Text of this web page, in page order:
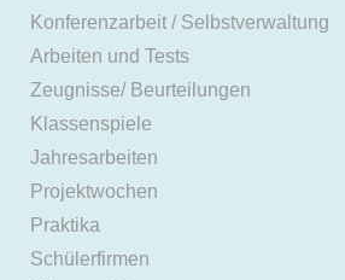
Konferenzarbeit / Selbstverwaltung
Arbeiten und Tests
Zeugnisse/ Beurteilungen
Klassenspiele
Jahresarbeiten
Projektwochen
Praktika
Schülerfirmen